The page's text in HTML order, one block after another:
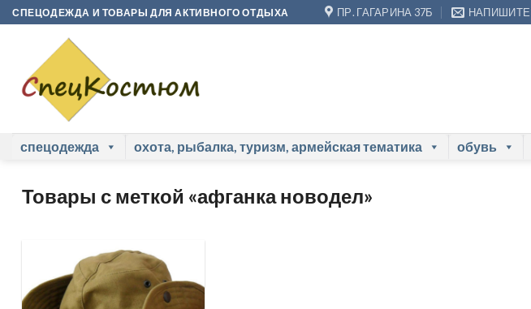
Skip
to
СПЕЦОДЕЖДА И ТОВАРЫ ДЛЯ АКТИВНОГО ОТДЫХА ПР. ГАГАРИНА 37Б
спецодежда охота, рыбалка, туризм, армейская тематика обувь
Товары с меткой «афганка новодел»